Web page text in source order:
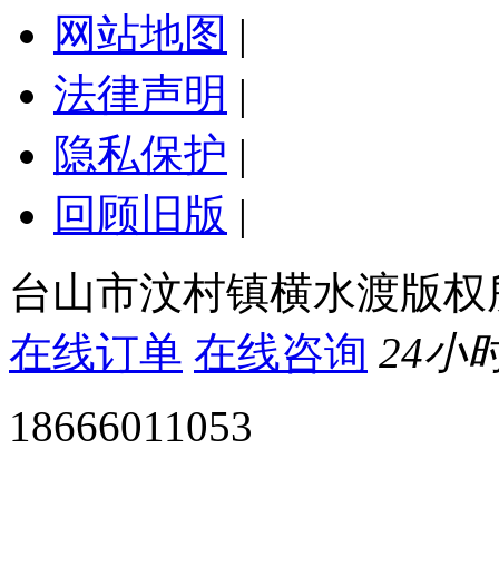
网站地图 |
法律声明 |
隐私保护 |
回顾旧版 |
台山市汶村镇横水渡版
在线订单 在线咨询 24小
18666011053